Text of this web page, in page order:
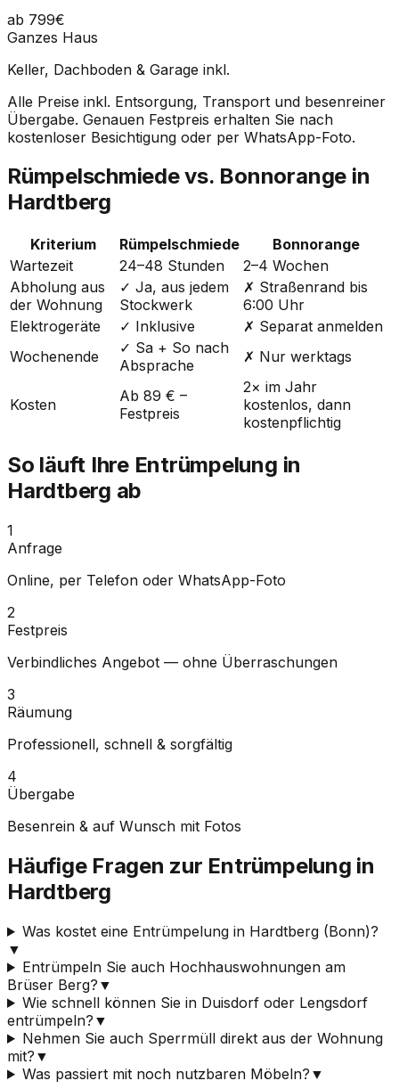
ab 799€
Ganzes Haus
Keller, Dachboden & Garage inkl.
Alle Preise inkl. Entsorgung, Transport und besenreiner
Übergabe. Genauen Festpreis erhalten Sie nach
kostenloser Besichtigung oder per WhatsApp-Foto.
Rümpelschmiede vs. Bonnorange in
Hardtberg
Kriterium Rümpelschmiede
Bonnorange
Wartezeit
24–48 Stunden
2–4 Wochen
Abholung aus
der Wohnung
✓ Ja, aus jedem
Stockwerk
✗ Straßenrand bis
6:00 Uhr
Elektrogeräte
✓ Inklusive
✗ Separat anmelden
Wochenende
✓ Sa + So nach
Absprache
✗ Nur werktags
Kosten
Ab 89 € –
Festpreis
2× im Jahr
kostenlos, dann
kostenpflichtig
So läuft Ihre Entrümpelung in
Hardtberg ab
1
Anfrage
Online, per Telefon oder WhatsApp-Foto
2
Festpreis
Verbindliches Angebot — ohne Überraschungen
3
Räumung
Professionell, schnell & sorgfältig
4
Übergabe
Besenrein & auf Wunsch mit Fotos
Häufige Fragen zur Entrümpelung in
Hardtberg
Was kostet eine Entrümpelung in Hardtberg (Bonn)?
▼
Entrümpeln Sie auch Hochhauswohnungen am
Brüser Berg? ▼
Wie schnell können Sie in Duisdorf oder Lengsdorf
entrümpeln? ▼
Nehmen Sie auch Sperrmüll direkt aus der Wohnung
mit? ▼
Was passiert mit noch nutzbaren Möbeln? ▼